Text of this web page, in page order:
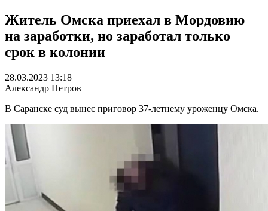
Житель Омска приехал в Мордовию
на заработки, но заработал только
срок в колонии
28.03.2023 13:18
Александр Петров
В Саранске суд вынес приговор 37-летнему уроженцу Омска.